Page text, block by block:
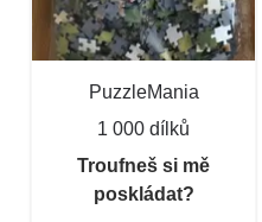
PuzzleMania
1 000 dílků
Troufneš si mě
poskládat?